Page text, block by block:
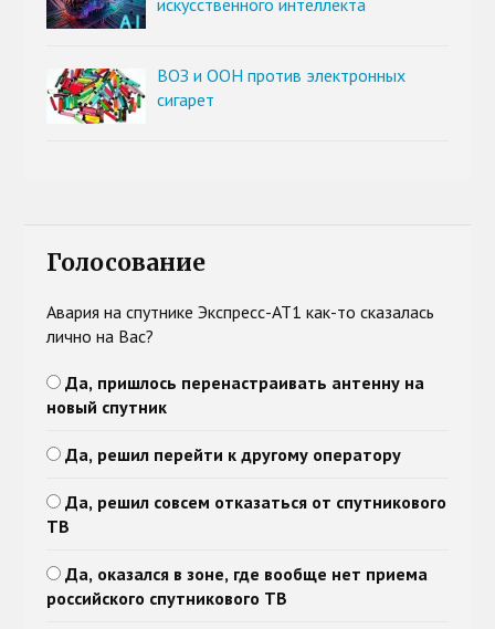
ВОЗ и ООН против электронных
сигарет
Голосование
Авария на спутнике Экспресс-АТ1 как-то сказалась
лично на Вас?
Да, пришлось перенастраивать антенну на
новый спутник
Да, решил перейти к другому оператору
Да, решил совсем отказаться от спутникового
ТВ
Да, оказался в зоне, где вообще нет приема
российского спутникового ТВ